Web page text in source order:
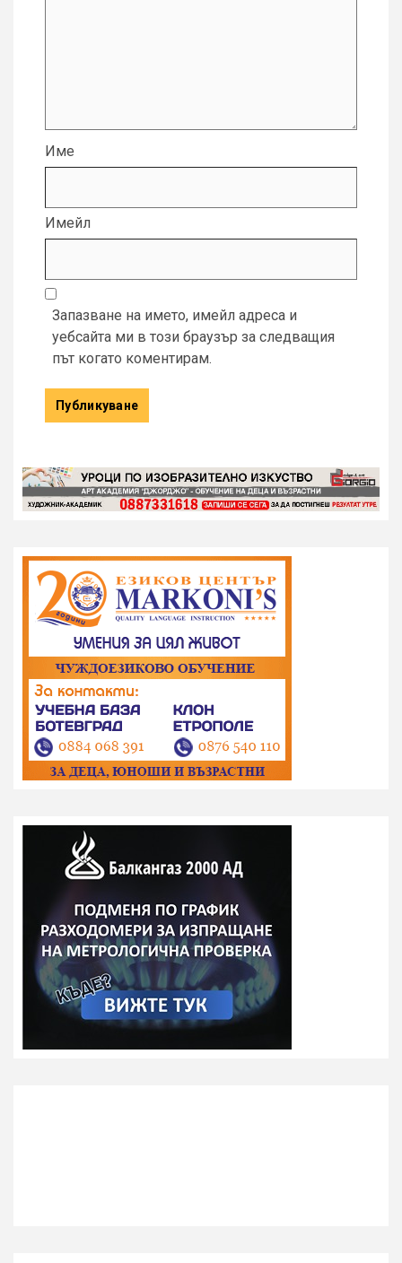
Име
Имейл
Запазване на името, имейл адреса и
уебсайта ми в този браузър за следващия
път когато коментирам.